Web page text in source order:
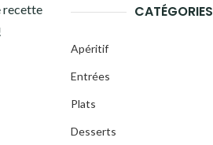
recette
CATÉGORIES
Apéritif
Entrées
Plats
Desserts